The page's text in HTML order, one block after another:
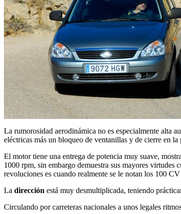
La rumorosidad aerodinámica no es especialmente alta
eléctricas más un bloqueo de ventanillas y de cierre en la
El motor tiene una entrega de potencia muy suave,
1000 rpm, sin embargo demuestra sus mayores virtudes
revoluciones es cuando realmente se le notan los 100
La dirección está muy desmultiplicada, teniendo
Circulando por carreteras nacionales a unos legales